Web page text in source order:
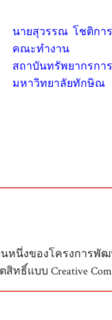
นายสุวรรณ โชติการ
คณะทำงาน
สถาบันทรัพยากรกา
มหาวิทยาลัยทักษิณ
หนึ่งของโครงการพั
แบบ Creative